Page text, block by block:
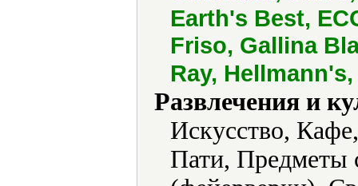
Earth's Best,
Friso, Gallina
Ray,
Развлечения и
Искусство,
Пати, Предметы